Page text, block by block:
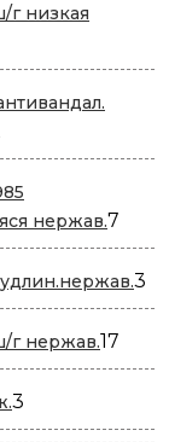
г низкая
товара
нержав.7
3
г нержав.17
3
товара